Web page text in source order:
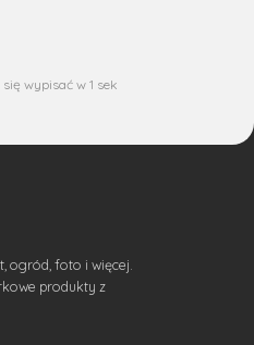
się wypisać w 1 sek
ogród, foto i więcej.
produkty z